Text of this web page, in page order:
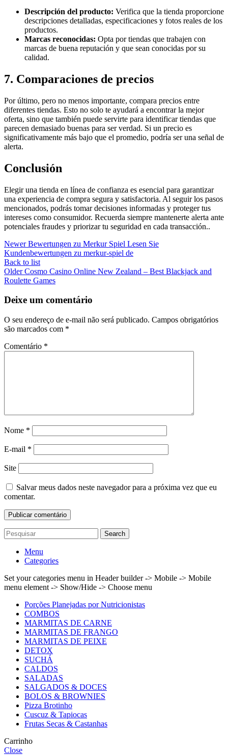
Descripción del producto: Verifica que la tienda proporcione
descripciones detalladas, especificaciones y fotos reales de los
productos.
Marcas reconocidas: Opta por tiendas que trabajen con
marcas de buena reputación y que sean conocidas por su
calidad.
7. Comparaciones de precios
Por último, pero no menos importante, compara precios entre
diferentes tiendas. Esto no solo te ayudará a encontrar la mejor
oferta, sino que también puede servirte para identificar tiendas que
parecen demasiado buenas para ser verdad. Si un precio es
significativamente más bajo que el promedio, podría ser una señal de
alerta.
Conclusión
Elegir una tienda en línea de confianza es esencial para garantizar
una experiencia de compra segura y satisfactoria. Al seguir los pasos
mencionados, podrás tomar decisiones informadas y proteger tus
intereses como consumidor. Recuerda siempre mantenerte alerta ante
potenciales fraudes y priorizar tu seguridad en cada transacción..
Newer Bewertungen zu Merkur Spiel Lesen Sie
Kundenbewertungen zu merkur-spiel de
Back to list
Older Cosmo Casino Online New Zealand – Best Blackjack and
Roulette Games
Deixe um comentário
O seu endereço de e-mail não será publicado. Campos obrigatórios
são marcados com *
Comentário *
Nome *
E-mail *
Site
Salvar meus dados neste navegador para a próxima vez que eu
comentar.
Search
Menu
Categories
Set your categories menu in Header builder -> Mobile -> Mobile
menu element -> Show/Hide -> Choose menu
Porções Planejadas por Nutricionistas
COMBOS
MARMITAS DE CARNE
MARMITAS DE FRANGO
MARMITAS DE PEIXE
DETOX
SUCHÁ
CALDOS
SALADAS
SALGADOS & DOCES
BOLOS & BROWNIES
Pizza Brotinho
Cuscuz & Tapiocas
Frutas Secas & Castanhas
Carrinho
Close